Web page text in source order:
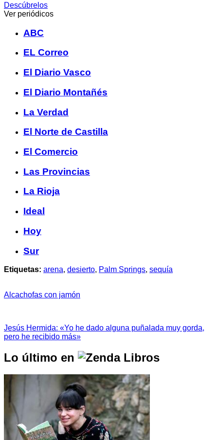
Descúbrelos
Ver periódicos
ABC
EL Correo
El Diario Vasco
El Diario Montañés
La Verdad
El Norte de Castilla
El Comercio
Las Provincias
La Rioja
Ideal
Hoy
Sur
Etiquetas: arena, desierto, Palm Springs, sequía
Alcachofas con jamón
Jesús Hermida: «Yo he dado alguna puñalada muy gorda,
pero he recibido más»
Lo último en